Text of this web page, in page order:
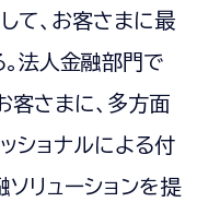
、お客さまに最
法人金融部門で
客さまに、多方面
ショナルによる付
リューションを提